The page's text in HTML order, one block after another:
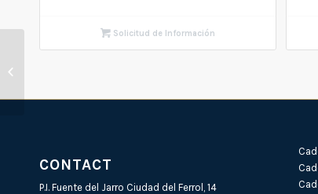
Solicitud de Información
CONTACT
P.I. Fuente del Jarro Ciudad del Ferrol, 14